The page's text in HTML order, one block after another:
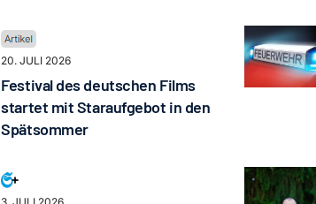
20. JULI 2026
Festival des deutschen Films
startet mit Staraufgebot in den
Spätsommer